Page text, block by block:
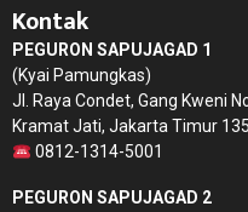
Kontak
PEGURON SAPUJAGAD 1
(Kyai Pamungkas)
Jl. Raya Condet, Gang Kweni
Kramat Jati, Jakarta Timur
0812-1314-5001
PEGURON SAPUJAGAD 2